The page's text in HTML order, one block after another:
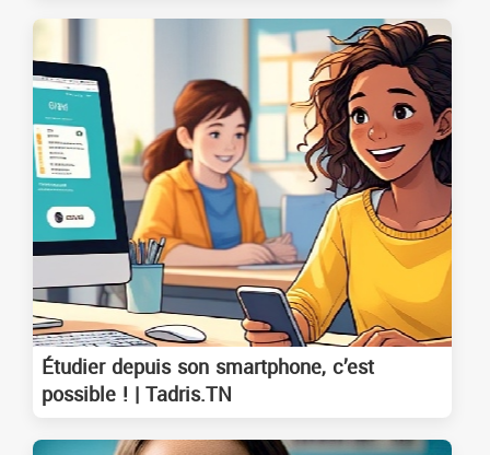
Étudier depuis son smartphone, c’est
possible ! | Tadris.TN